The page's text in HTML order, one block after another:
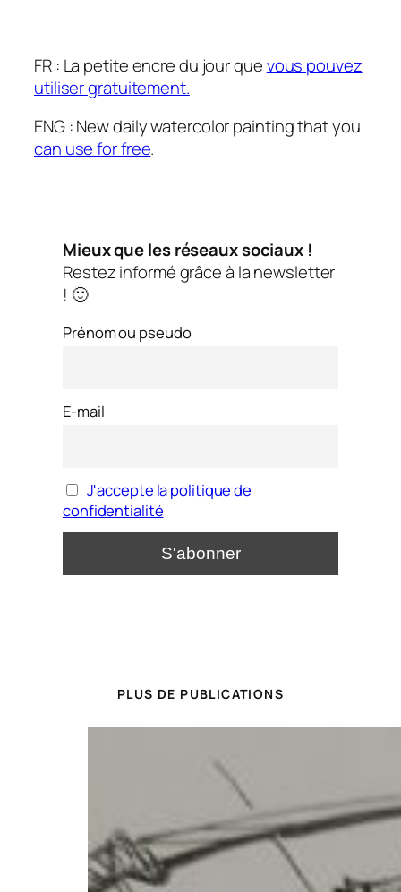
FR : La petite encre du jour quevous pouvez
utiliser gratuitement.
ENG : New daily watercolor painting that you
can use for free.
Mieux que les réseaux sociaux !
Restez informé grâce à la newsletter
! 🙂
Prénom ou pseudo
E-mail
J'accepte la politique de
confidentialité
PLUS DE PUBLICATIONS